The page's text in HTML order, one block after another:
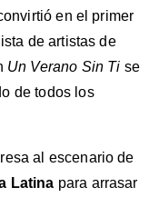
en el primer
de artistas de
Un Verano Sin Ti se
de todos los
al escenario de
Latina para arrasar